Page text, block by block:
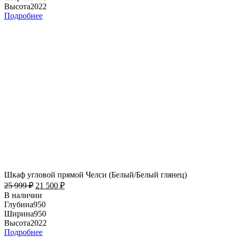
Высота2022
Подробнее
Шкаф угловой прямой Челси (Белый/Белый глянец)
25 999₽ 21 500 ₽
В наличии
Глубина950
Ширина950
Высота2022
Подробнее